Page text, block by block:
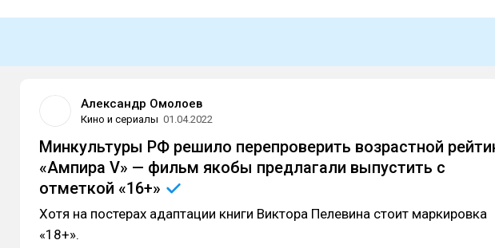
Александр Омолоев
Кино и сериалы 01.04.2022
Минкультуры РФ решило перепроверить возрастной
«Ампира V» — фильм якобы предлагали выпустить с
отметкой «16+»
Хотя на постерах адаптации книги Виктора Пелевина стоит маркировка
«18+».